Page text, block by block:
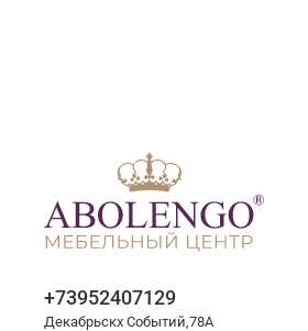
+73952407129
Декабрьскх Событий,78А